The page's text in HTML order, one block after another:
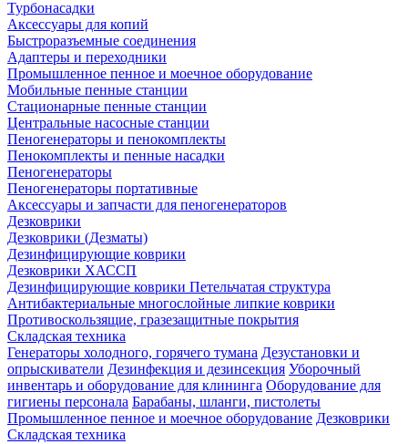
Турбонасадки
Аксессуары для копий
Быстроразъемные соединения
Адаптеры и переходники
Промышленное пенное и моечное оборудование
Мобильные пенные станции
Стационарные пенные станции
Центральные насосные станции
Пеногенераторы и пенокомплекты
Пенокомплекты и пенные насадки
Пеногенераторы
Пеногенераторы портативные
Аксессуары и запчасти для пеногенераторов
Дезковрики
Дезковрики (Дезматы)
Дезинфицирующие коврики
Дезковрики ХАССП
Дезинфицирующие коврики Петельчатая структура
Антибактериальные многослойные липкие коврики
Противоскользящие, гразезащитные покрытия
Складская техника
Генераторы холодного, горячего тумана Дезустановки и
опрыскиватели Дезинфекция и дезинсекция Уборочный
инвентарь и оборудование для клининга Оборудование для
гигиены персонала Барабаны, шланги, пистолеты
Промышленное пенное и моечное оборудование Дезковрики
Складская техника